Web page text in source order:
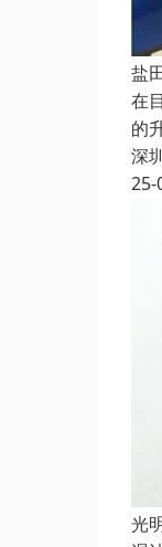
盐
在
的
深
25-
光